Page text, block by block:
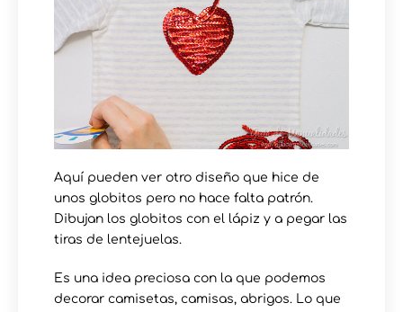
Aquí pueden ver otro diseño que hice de
unos globitos pero no hace falta patrón.
Dibujan los globitos con el lápiz y a pegar las
tiras de lentejuelas.
Es una idea preciosa con la que podemos
decorar camisetas, camisas, abrigos. Lo que